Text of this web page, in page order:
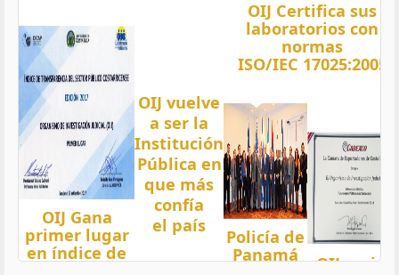
OIJ Gana
primer lugar
en índice de
OIJ vuelve
a ser la
Institución
Pública en
que más
confía
el país
OIJ Certifica sus
laboratorios con
normas
ISO/IEC 17025:2005
Policía de
Panamá
OIJ mejor